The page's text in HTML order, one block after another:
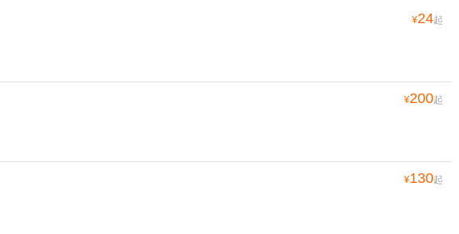
¥24起
¥200起
¥130起